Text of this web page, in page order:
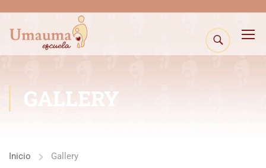
GALLERY
Inicio Gallery